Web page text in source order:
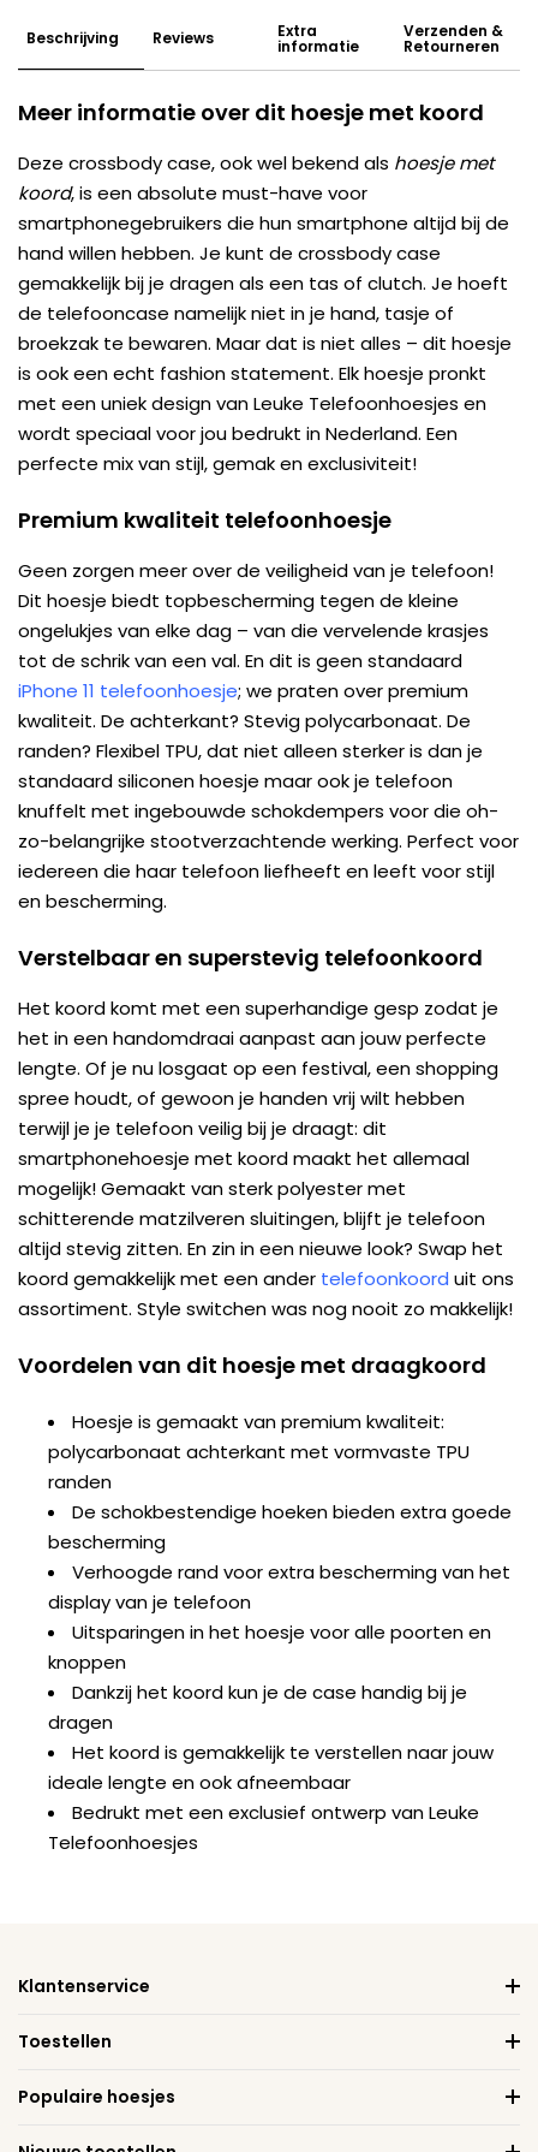
Beschrijving Reviews Extra
informatie
Verzenden &
Retourneren
Meer informatie over dit hoesje met koord
Deze crossbody case, ook wel bekend als hoesje met
koord, is een absolute must-have voor
smartphonegebruikers die hun smartphone altijd bij de
hand willen hebben. Je kunt de crossbody case
gemakkelijk bij je dragen als een tas of clutch. Je hoeft
de telefooncase namelijk niet in je hand, tasje of
broekzak te bewaren. Maar dat is niet alles – dit hoesje
is ook een echt fashion statement. Elk hoesje pronkt
met een uniek design van Leuke Telefoonhoesjes en
wordt speciaal voor jou bedrukt in Nederland. Een
perfecte mix van stijl, gemak en exclusiviteit!
Premium kwaliteit telefoonhoesje
Geen zorgen meer over de veiligheid van je telefoon!
Dit hoesje biedt topbescherming tegen de kleine
ongelukjes van elke dag – van die vervelende krasjes
tot de schrik van een val. En dit is geen standaard
iPhone 11 telefoonhoesje; we praten over premium
kwaliteit. De achterkant? Stevig polycarbonaat. De
randen? Flexibel TPU, dat niet alleen sterker is dan je
standaard siliconen hoesje maar ook je telefoon
knuffelt met ingebouwde schokdempers voor die oh-
zo-belangrijke stootverzachtende werking. Perfect voor
iedereen die haar telefoon liefheeft en leeft voor stijl
en bescherming.
Verstelbaar en superstevig telefoonkoord
Het koord komt met een superhandige gesp zodat je
het in een handomdraai aanpast aan jouw perfecte
lengte. Of je nu losgaat op een festival, een shopping
spree houdt, of gewoon je handen vrij wilt hebben
terwijl je je telefoon veilig bij je draagt: dit
smartphonehoesje met koord maakt het allemaal
mogelijk! Gemaakt van sterk polyester met
schitterende matzilveren sluitingen, blijft je telefoon
altijd stevig zitten. En zin in een nieuwe look? Swap het
koord gemakkelijk met een ander telefoonkoord uit ons
assortiment. Style switchen was nog nooit zo makkelijk!
Voordelen van dit hoesje met draagkoord
Hoesje is gemaakt van premium kwaliteit:
polycarbonaat achterkant met vormvaste TPU
randen
De schokbestendige hoeken bieden extra goede
bescherming
Verhoogde rand voor extra bescherming van het
display van je telefoon
Uitsparingen in het hoesje voor alle poorten en
knoppen
Dankzij het koord kun je de case handig bij je
dragen
Het koord is gemakkelijk te verstellen naar jouw
ideale lengte en ook afneembaar
Bedrukt met een exclusief ontwerp van Leuke
Telefoonhoesjes
Klantenservice
Toestellen
Populaire hoesjes